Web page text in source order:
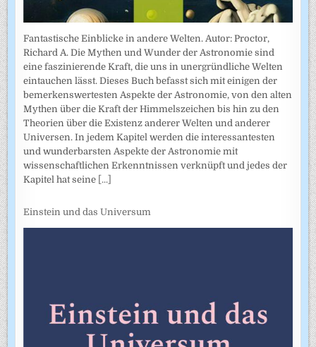
Fantastische Einblicke in andere Welten. Autor: Proctor,
Richard A. Die Mythen und Wunder der Astronomie sind
eine faszinierende Kraft, die uns in unergründliche Welten
eintauchen lässt. Dieses Buch befasst sich mit einigen der
bemerkenswertesten Aspekte der Astronomie, von den alten
Mythen über die Kraft der Himmelszeichen bis hin zu den
Theorien über die Existenz anderer Welten und anderer
Universen. In jedem Kapitel werden die interessantesten
und wunderbarsten Aspekte der Astronomie mit
wissenschaftlichen Erkenntnissen verknüpft und jedes der
Kapitel hat seine [...]
Einstein und das Universum